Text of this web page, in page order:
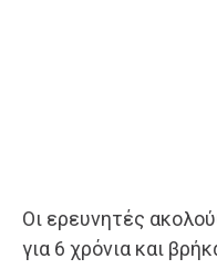
Οι ερευνητές
για 6 χρόνια και